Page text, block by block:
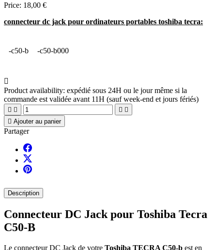
Price: 18,00 €
connecteur dc jack pour ordinateurs portables toshiba tecra:
-c50-b -c50-b000

Product availability: expédié sous 24H ou le jour même si la
commande est validée avant 11H (sauf week-end et jours fériés)
   
 Ajouter au panier
Partager
Description
Connecteur DC Jack pour Toshiba Tecra
C50-B
Le connecteur DC Jack de votre Toshiba TECRA C50-b est en